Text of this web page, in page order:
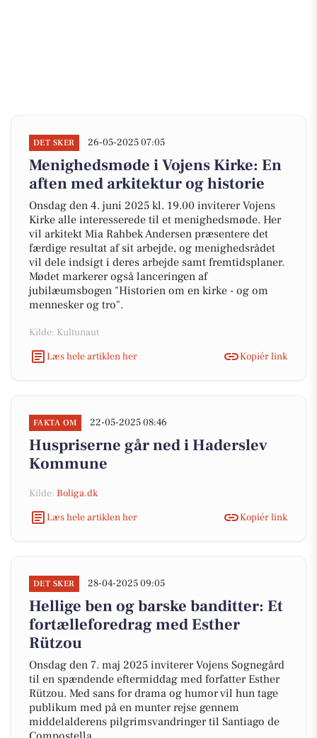
DET SKER 26-05-2025 07:05
Menighedsmøde i Vojens Kirke: En
aften med arkitektur og historie
Onsdag den 4. juni 2025 kl. 19.00 inviterer Vojens
Kirke alle interesserede til et menighedsmøde. Her
vil arkitekt Mia Rahbek Andersen præsentere det
færdige resultat af sit arbejde, og menighedsrådet
vil dele indsigt i deres arbejde samt fremtidsplaner.
Mødet markerer også lanceringen af
jubilæumsbogen "Historien om en kirke - og om
mennesker og tro".
Kilde: Kultunaut
Læs hele artiklen her
Kopiér link
FAKTA OM 22-05-2025 08:46
Huspriserne går ned i Haderslev
Kommune
Kilde: Boliga.dk
Læs hele artiklen her
Kopiér link
DET SKER 28-04-2025 09:05
Hellige ben og barske banditter: Et
fortælleforedrag med Esther
Rützou
Onsdag den 7. maj 2025 inviterer Vojens Sognegård
til en spændende eftermiddag med forfatter Esther
Rützou. Med sans for drama og humor vil hun tage
publikum med på en munter rejse gennem
middelalderens pilgrimsvandringer til Santiago de